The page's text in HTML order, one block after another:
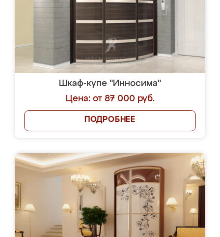
Шкаф-купе "Инносима"
Цена: от 87 000 руб.
ПОДРОБНЕЕ